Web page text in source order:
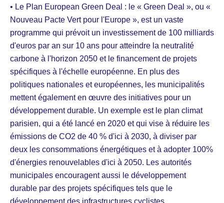
• Le Plan European Green Deal : le « Green Deal », ou «
Nouveau Pacte Vert pour l'Europe », est un vaste
programme qui prévoit un investissement de 100 milliards
d'euros par an sur 10 ans pour atteindre la neutralité
carbone à l'horizon 2050 et le financement de projets
spécifiques à l'échelle européenne. En plus des
politiques nationales et européennes, les municipalités
mettent également en œuvre des initiatives pour un
développement durable. Un exemple est le plan climat
parisien, qui a été lancé en 2020 et qui vise à réduire les
émissions de CO2 de 40 % d'ici à 2030, à diviser par
deux les consommations énergétiques et à adopter 100%
d'énergies renouvelables d'ici à 2050. Les autorités
municipales encouragent aussi le développement
durable par des projets spécifiques tels que le
développement des infrastructures cyclistes,